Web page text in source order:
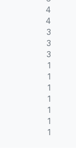
4
4
3
3
3
1
1
1
1
1
1
1